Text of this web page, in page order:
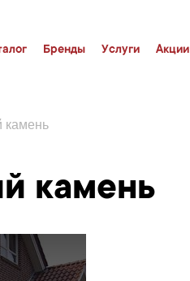
Бренды Услуги Акции
камень
камень